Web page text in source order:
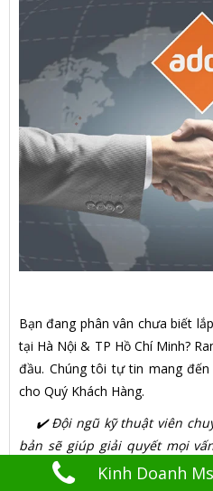
Bạn đang phân vân chưa biết
tại Hà Nội & TP Hồ Chí Minh?
đầu. Chúng tôi tự tin mang
cho Quý Khách Hàng.
✔️ Đội ngũ kỹ thuật viên
bản sẽ giúp giải quyết mọi
xác nhất.
Kinh Doanh